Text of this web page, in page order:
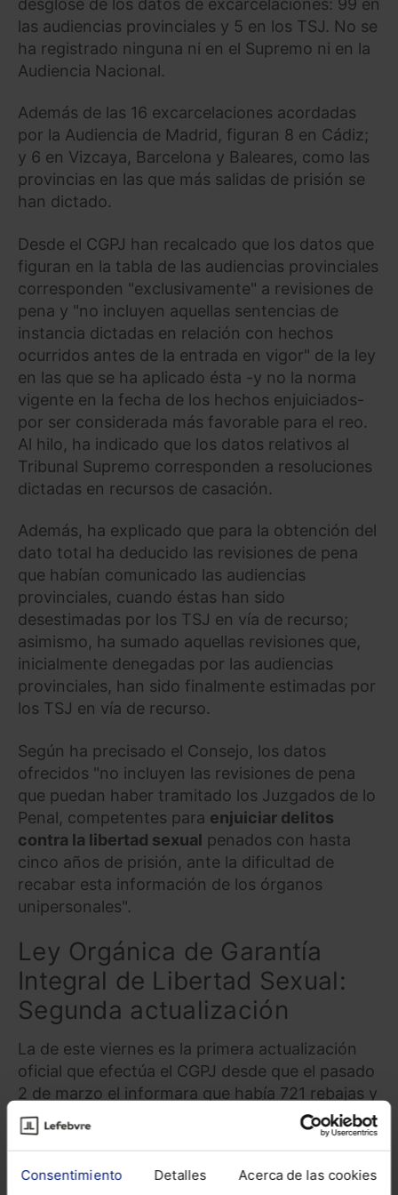
Consentimiento Detalles Acerca de las cookies
desglose de los datos de excarcelaciones: 99 en
las audiencias provinciales y 5 en los TSJ. No se
ha registrado ninguna ni en el Supremo ni en la
Audiencia Nacional.
Además de las 16 excarcelaciones acordadas
por la Audiencia de Madrid, figuran 8 en Cádiz;
y 6 en Vizcaya, Barcelona y Baleares, como las
provincias en las que más salidas de prisión se
han dictado.
Desde el CGPJ han recalcado que los datos que
figuran en la tabla de las audiencias provinciales
corresponden "exclusivamente" a revisiones de
pena y "no incluyen aquellas sentencias de
instancia dictadas en relación con hechos
ocurridos antes de la entrada en vigor" de la ley
en las que se ha aplicado ésta -y no la norma
vigente en la fecha de los hechos enjuiciados-
por ser considerada más favorable para el reo.
Al hilo, ha indicado que los datos relativos al
Tribunal Supremo corresponden a resoluciones
dictadas en recursos de casación.
Además, ha explicado que para la obtención del
dato total ha deducido las revisiones de pena
que habían comunicado las audiencias
provinciales, cuando éstas han sido
desestimadas por los TSJ en vía de recurso;
asimismo, ha sumado aquellas revisiones que,
inicialmente denegadas por las audiencias
provinciales, han sido finalmente estimadas por
los TSJ en vía de recurso.
Según ha precisado el Consejo, los datos
ofrecidos "no incluyen las revisiones de pena
que puedan haber tramitado los Juzgados de lo
Penal, competentes para enjuiciar delitos
contra la libertad sexual penados con hasta
cinco años de prisión, ante la dificultad de
recabar esta información de los órganos
unipersonales".
Ley Orgánica de Garantía
Integral de Libertad Sexual:
Segunda actualización
La de este viernes es la primera actualización
oficial que efectúa el CGPJ desde que el pasado
2 de marzo el informara que había 721 rebajas y
74 excarcelaciones en toda España a fecha de 1
de marzo debido a las revisiones efectuadas
Libertad Sexual.